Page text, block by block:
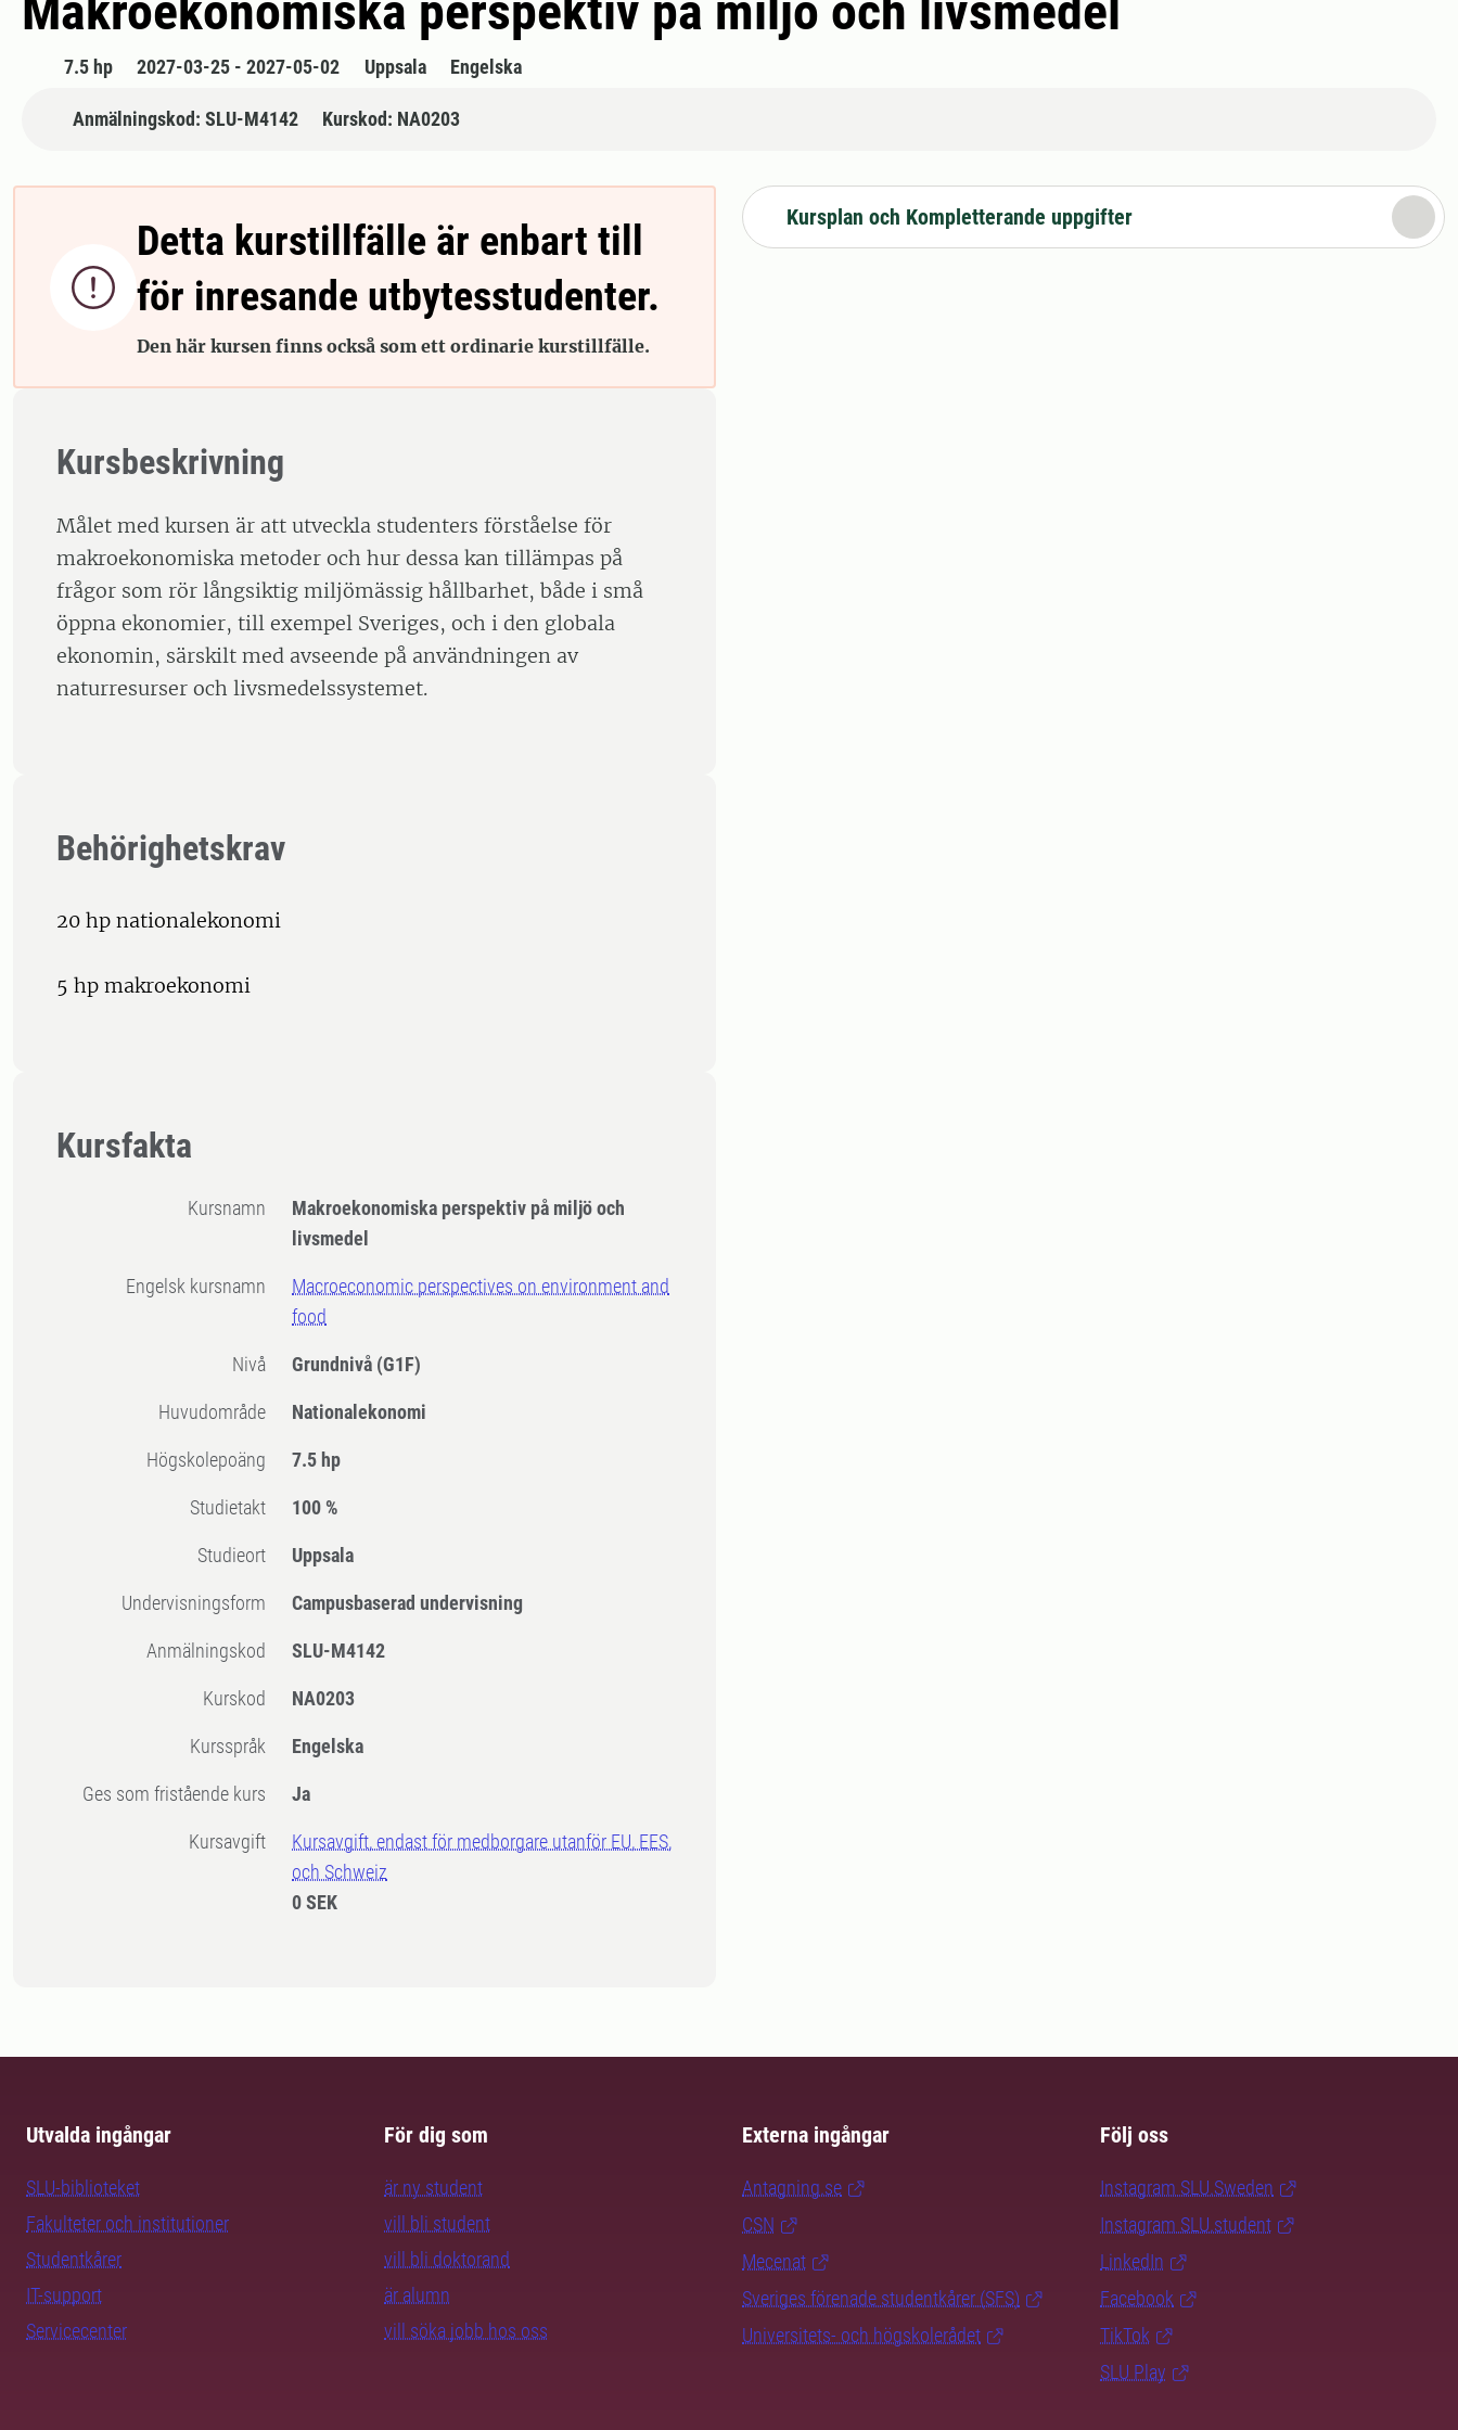
7.5 hp 2027-03-25 - 2027-05-02 Uppsala Engelska
Anmälningskod: SLU-M4142 Kurskod: NA0203

Detta kurstillfälle är enbart till
för inresande utbytesstudenter.
Den här kursen finns också som ett ordinarie kurstillfälle.
Kursbeskrivning
Målet med kursen är att utveckla studenters förståelse för
makroekonomiska metoder och hur dessa kan tillämpas på
frågor som rör långsiktig miljömässig hållbarhet, både i små
öppna ekonomier, till exempel Sveriges, och i den globala
ekonomin, särskilt med avseende på användningen av
naturresurser och livsmedelssystemet.
Behörighetskrav
20 hp nationalekonomi
5 hp makroekonomi
Kursfakta
Kursnamn
Makroekonomiska perspektiv på miljö och
livsmedel
Engelsk kursnamn
Macroeconomic perspectives on environment and
food
Nivå Grundnivå (G1F)
Huvudområde Nationalekonomi
högskolepoäng 7.5 hp
Studietakt 100 %
Studieort Uppsala
Undervisningsform Campusbaserad undervisning
Anmälningskod SLU-M4142
Kurskod NA0203
Kursspråk Engelska
Ges som fristående kurs Ja
Kursavgift
Kursavgift, endast för medborgare utanför EU, EES,
och Schweiz
0 SEK
Kursplan och Kompletterande uppgifter
Utvalda ingångar
SLU-biblioteket
Fakulteter och institutioner
Studentkårer
IT-support
Servicecenter
För dig som
är ny student
vill bli student
vill bli doktorand
är alumn
vill söka jobb hos oss
Externa ingångar
Antagning.se
CSN
Mecenat
Sveriges förenade studentkårer (SFS)
Universitets- och högskolerådet
Följ oss
Instagram SLU.Sweden
Instagram SLU.student
LinkedIn
Facebook
TikTok
SLU Play